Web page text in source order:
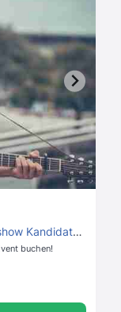
Kandidaten
buchen!